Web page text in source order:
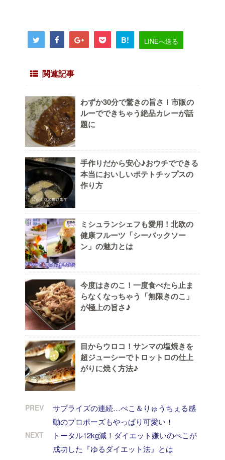
B! LINEへ送る
関連記事
わずか30分で驚きの旨さ！市販の
ルーでできちゃう絶品カレーが話
題に
手作りだから安心♪おウチでできる
本当においしいポテトチップスの
作り方
ミシュランシェフも愛用！北欧の
健康フルーツ「シーバックソー
ン」の魅力とは
今度はきのこ！一度食べたら止ま
らなくなっちゃう「無限きのこ」
が極上の旨さ♪
目からウロコ！サンマの塩焼きを
超ジューシーでトロットロの仕上
がりに焼く方法♪
PREV
サプライズの連続…ぺこ＆りゅうちぇる感
動のプロポーズもやっぱり可愛い！
NEXT
トータル12kg減！ダイエット嫌いのぺこが
成功した『ゆるダイエット法』とは